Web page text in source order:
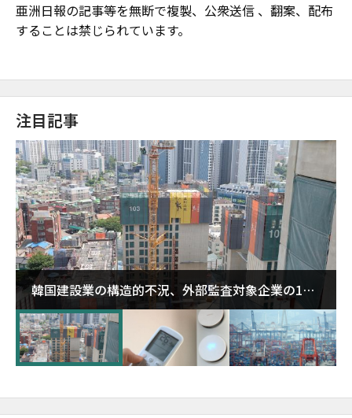
亜洲日報の記事等を無断で複製、公衆送信 、翻案、配布
することは禁じられています。
注目記事
韓国建設業の構造的不況、外部監査対象企業の1割
超が「ゾンビ企業」に…5年で2.8倍増